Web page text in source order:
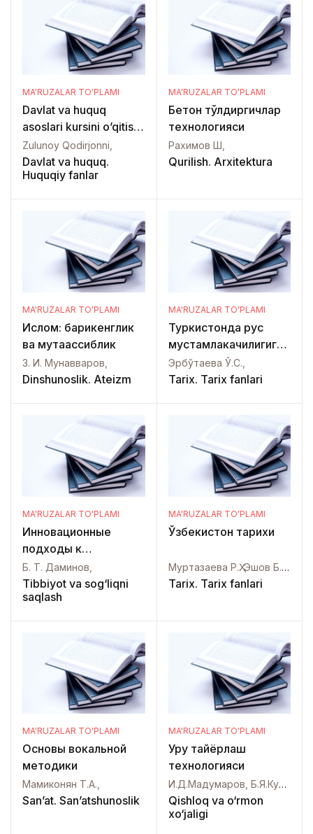
MA'RUZALAR TO'PLAMI
Davlat va huquq
asoslari kursini o’qitish
metodikasidan
ma'ruza matnlari
Zulunoy Qodirjonni,
Davlat va huquq.
Huquqiy fanlar
MA'RUZALAR TO'PLAMI
Бетон тўлдиргичлар
технологияси
Рахимов Ш,
Qurilish. Arxitektura
MA'RUZALAR TO'PLAMI
Ислом: бағрикенглик
ва мутаассиблик
З. И. Мунавваров,
Dinshunoslik. Ateizm
MA'RUZALAR TO'PLAMI
Туркистонда рус
мустамлакачилигига
қарши миллий-
озодлик кураш
Эрбўтаева Ў.С.,
Tarix. Tarix fanlari
MA'RUZALAR TO'PLAMI
Инновационные
подходы к
диагностике,
лечению и
профилактике
респираторной
патологии у взрослых
и детей
Б. Т. Даминов,
Tibbiyot va sog‘liqni
saqlash
MA'RUZALAR TO'PLAMI
Ўзбекистон тарихи
Муртазаева Р.Ҳ. Эшов Б.Ж. Жолдасов Б. Тожиева М.У. Ҳайдаров М.М. Полвонов П. Ражабов Қ. Одилов А.,
Tarix. Tarix fanlari
MA'RUZALAR TO'PLAMI
Основы вокальной
методики
Мамиконян Т.А.,
San’at. San’atshunoslik
MA'RUZALAR TO'PLAMI
Уруғ тайёрлаш
технологияси
И.Д.Мадумаров, Б.Я.Кушакев,
Qishloq va o‘rmon
xo‘jaligi